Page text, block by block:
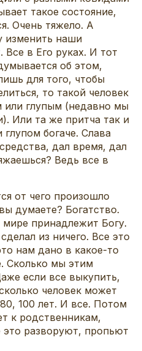
такое состояние,
Очень тяжело. А
изменить наши
Все в Его руках. И тот
об этом,
для того, чтобы
то такой человек
или глупым (недавно мы
Или та же притча так и
богаче. Слава
дал время, дал
Ведь все в
от чего произошло
думаете? Богатство.
мире принадлежит Богу.
из ничего. Все это
нам дано в какое-то
Сколько мы этим
если все выкупить,
человек может
100 лет. И все. Потом
к родственникам,
это разворуют, пропьют